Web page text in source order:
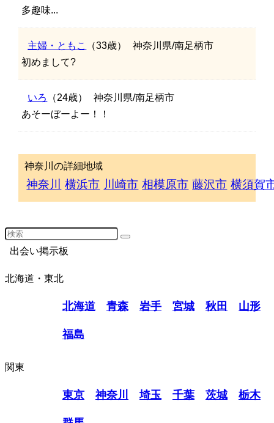
多趣味...
主婦・ともこ （33歳）
神奈川県/南足柄市
初めまして?
いろ （24歳）
神奈川県/南足柄市
あそーぼーよー！！
神奈川の詳細地域
神奈川 横浜市 川崎市 相模原市 藤沢市 横須賀
出会い掲示板
北海道・東北
北海道 青森 岩手 宮城 秋田 山形
福島
関東
東京 神奈川 埼玉 千葉 茨城 栃木